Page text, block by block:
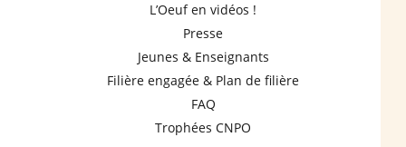
L’Oeuf en vidéos !
Presse
Jeunes & Enseignants
Filière engagée & Plan de filière
FAQ
Trophées CNPO